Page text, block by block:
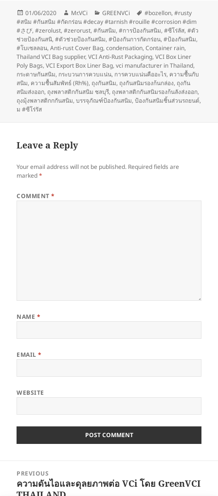
Posted
on
01/06/2020 Author
Mr.VCi Categories
GREENVCi Tags
#bozellon,#rusty
#สนิม #กันสนิม #กัดกร่อน #decay #tarnish #rouille #corrosion #dim
#さび,#zerolust,#zerorust,#กันสนิม,#การป้องกันสนิม,#ซีโร่ลัส,#ตัว
ช่วยป้องกันสนิ,#ตัวช่วยป้องกันสนิม,#ป้องกันการกัดกร่อน,#ป้องกันสนิม,
#โบเซลลอน,Anti-rust Cover Bag,condensation,Container rain,
Thailand VCI Bag supplier,VCI Anti-Rust Packaging,VCI Box Liner
Poly Bags,VCI Export Box Liner Bag,vci manufacturer in Thailand,
กระดาษกันสนิม, กระบวนการควบแน่น, การควบแน่นคืออะไร, ความชื้นกับ
สนิม, ความชื้นสัมพัทธ์ (Rh%), ถุงกันสนิม, ถุงกันสนิมรองก้นกล่อง, ถุงกัน
สนิมส่งออก, ถุงพลาสติกกันสนิม ชลบุรี, ถุงพลาสติกกันสนิมรองก้นลังส่งออก,
ถุงมุ้งพลาสติกกกันสนิม,บรรจุภัณฑ์ป้องกันสนิม,ป้องกันสนิมชิ้นส่วนรถยนต์,
ม #ซีโร่รัส
Leave a Reply
Your email address will not be published. Required fields are
marked*
COMMENT*
NAME *
EMAIL*
WEBSITE
navigation
PREVIOUS
Previous
ความดันไอและดุลยภาพต่อ VCi โดย GreenVCI